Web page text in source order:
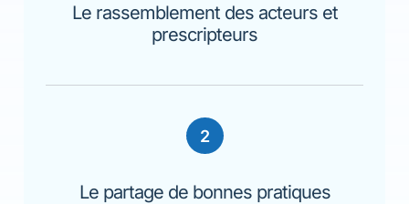
Le rassemblement des acteurs et
prescripteurs
2
Le partage de bonnes pratiques